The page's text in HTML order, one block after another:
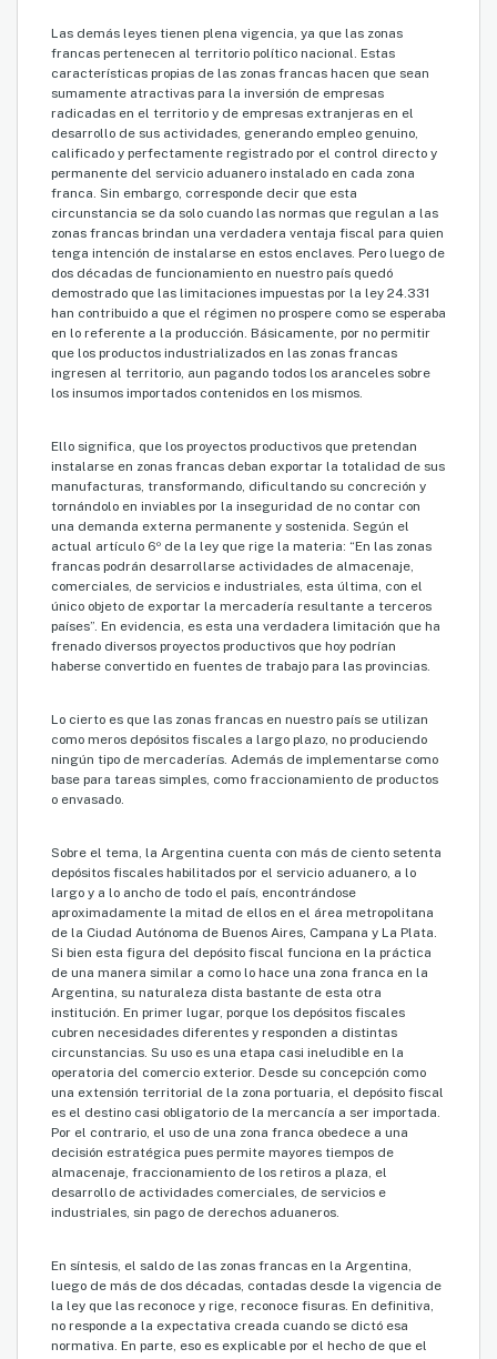
Las demás leyes tienen plena vigencia, ya que las zonas
francas pertenecen al territorio político nacional. Estas
características propias de las zonas francas hacen que sean
sumamente atractivas para la inversión de empresas
radicadas en el territorio y de empresas extranjeras en el
desarrollo de sus actividades, generando empleo genuino,
calificado y perfectamente registrado por el control directo y
permanente del servicio aduanero instalado en cada zona
franca. Sin embargo, corresponde decir que esta
circunstancia se da solo cuando las normas que regulan a las
zonas francas brindan una verdadera ventaja fiscal para quien
tenga intención de instalarse en estos enclaves. Pero luego de
dos décadas de funcionamiento en nuestro país quedó
demostrado que las limitaciones impuestas por la ley 24.331
han contribuido a que el régimen no prospere como se esperaba
en lo referente a la producción. Básicamente, por no permitir
que los productos industrializados en las zonas francas
ingresen al territorio, aun pagando todos los aranceles sobre
los insumos importados contenidos en los mismos.
Ello significa, que los proyectos productivos que pretendan
instalarse en zonas francas deban exportar la totalidad de sus
manufacturas, transformando, dificultando su concreción y
tornándolo en inviables por la inseguridad de no contar con
una demanda externa permanente y sostenida. Según el
actual artículo 6º de la ley que rige la materia: “En las zonas
francas podrán desarrollarse actividades de almacenaje,
comerciales, de servicios e industriales, esta última, con el
único objeto de exportar la mercadería resultante a terceros
países”. En evidencia, es esta una verdadera limitación que ha
frenado diversos proyectos productivos que hoy podrían
haberse convertido en fuentes de trabajo para las provincias.
Lo cierto es que las zonas francas en nuestro país se utilizan
como meros depósitos fiscales a largo plazo, no produciendo
ningún tipo de mercaderías. Además de implementarse como
base para tareas simples, como fraccionamiento de productos
o envasado.
Sobre el tema, la Argentina cuenta con más de ciento setenta
depósitos fiscales habilitados por el servicio aduanero, a lo
largo y a lo ancho de todo el país, encontrándose
aproximadamente la mitad de ellos en el área metropolitana
de la Ciudad Autónoma de Buenos Aires, Campana y La Plata.
Si bien esta figura del depósito fiscal funciona en la práctica
de una manera similar a como lo hace una zona franca en la
Argentina, su naturaleza dista bastante de esta otra
institución. En primer lugar, porque los depósitos fiscales
cubren necesidades diferentes y responden a distintas
circunstancias. Su uso es una etapa casi ineludible en la
operatoria del comercio exterior. Desde su concepción como
una extensión territorial de la zona portuaria, el depósito fiscal
es el destino casi obligatorio de la mercancía a ser importada.
Por el contrario, el uso de una zona franca obedece a una
decisión estratégica pues permite mayores tiempos de
almacenaje, fraccionamiento de los retiros a plaza, el
desarrollo de actividades comerciales, de servicios e
industriales, sin pago de derechos aduaneros.
En síntesis, el saldo de las zonas francas en la Argentina,
luego de más de dos décadas, contadas desde la vigencia de
la ley que las reconoce y rige, reconoce fisuras. En definitiva,
no responde a la expectativa creada cuando se dictó esa
normativa. En parte, eso es explicable por el hecho de que el